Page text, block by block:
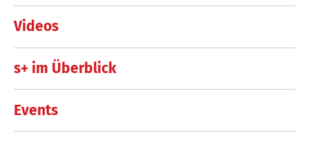
Videos
s+ im Überblick
Events